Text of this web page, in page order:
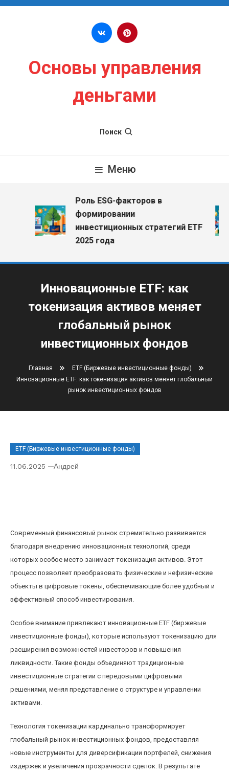
Перейти к содержимому
Основы управления
деньгами
Поиск
Меню
Роль ESG-факторов в
формировании
инвестиционных стратегий ETF
2025 года
Инновационные ETF: как
токенизация активов меняет
глобальный рынок
инвестиционных фондов
Главная
ETF (Биржевые инвестиционные фонды)
Инновационные ETF: как токенизация активов меняет глобальный
рынок инвестиционных фондов
ETF (Биржевые инвестиционные фонды)
11.06.2025 Андрей
Современный финансовый рынок стремительно развивается
благодаря внедрению инновационных технологий, среди
которых особое место занимает токенизация активов. Этот
процесс позволяет преобразовать физические и нефизические
объекты в цифровые токены, обеспечивающие более удобный и
эффективный способ инвестирования.
Особое внимание привлекают инновационные ETF (биржевые
инвестиционные фонды), которые используют токенизацию для
расширения возможностей инвесторов и повышения
ликвидности. Такие фонды объединяют традиционные
инвестиционные стратегии с передовыми цифровыми
решениями, меняя представление о структуре и управлении
активами.
Технология токенизации кардинально трансформирует
глобальный рынок инвестиционных фондов, предоставляя
новые инструменты для диверсификации портфелей, снижения
издержек и увеличения прозрачности сделок. В результате